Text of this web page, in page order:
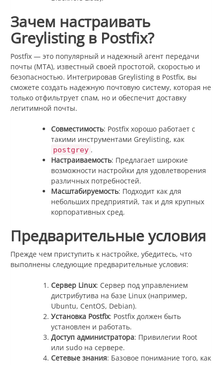
Зачем настраивать
Greylisting в Postfix?
Postfix — это популярный и надежный агент передачи
почты (MTA), известный своей простотой, скоростью и
безопасностью. Интегрировав Greylisting в Postfix, вы
сможете создать надежную почтовую систему, которая не
только отфильтрует спам, но и обеспечит доставку
легитимной почты.
Совместимость: Postfix хорошо работает с
такими инструментами Greylisting, как
postgrey .
Настраиваемость: Предлагает широкие
возможности настройки для удовлетворения
различных потребностей.
Масштабируемость: Подходит как для
небольших предприятий, так и для крупных
корпоративных сред.
Предварительные условия
Прежде чем приступить к настройке, убедитесь, что
выполнены следующие предварительные условия:
Сервер Linux: Сервер под управлением
дистрибутива на базе Linux (например,
Ubuntu, CentOS, Debian).
Установка Postfix: Postfix должен быть
установлен и работать.
Доступ администратора: Привилегии Root
или sudo на сервере.
Сетевые знания: Базовое понимание того, как